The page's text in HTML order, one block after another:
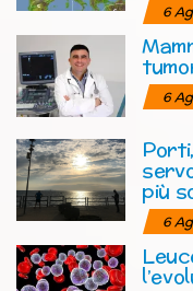
6
6
più
6